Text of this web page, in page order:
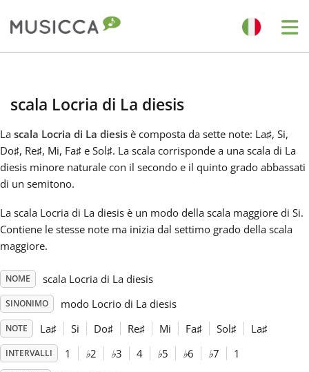
Dansk
Français
scala Locria di La diesis
La scala Locria di La diesis è composta da sette note: La♯, Si,
Do♯, Re♯, Mi, Fa♯ e Sol♯. La scala corrisponde a una scala di La
diesis minore naturale con il secondo e il quinto grado abbassati
di un semitono.
La scala Locria di La diesis è un modo della scala maggiore di Si.
Contiene le stesse note ma inizia dal settimo grado della scala
maggiore.
NOME scala Locria di La diesis
SINONIMO modo Locrio di La diesis
NOTE La♯ Si Do♯ Re♯ Mi Fa♯ Sol♯ La♯
INTERVALLI 1 ♭2 ♭3 4 ♭5 ♭6 ♭7 1